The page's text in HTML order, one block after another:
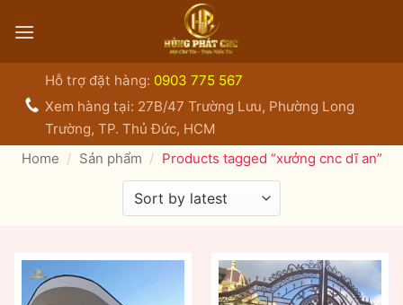
qua
Hỗ trợ đặt hàng: 0903 775 567
Xem hàng tại: 27B/47 Trường Lưu, Phường Long
Trường, TP. Thủ Đức, HCM
Home / Sản phẩm / Products tagged “xưởng cnc dĩ an”